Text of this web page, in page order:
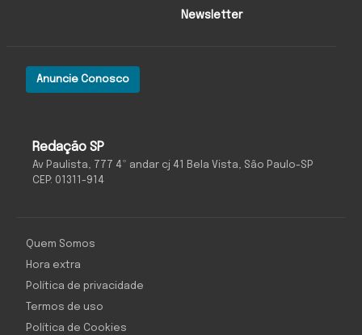
Redação SP
Av Paulista, 777 4º andar cj 41 Bela Vista, São Paulo-SP
CEP: 01311-914
Anuncie Conosco
Newsletter
Quem Somos
Hora extra
Política de privacidade
Termos de uso
Política de Cookies